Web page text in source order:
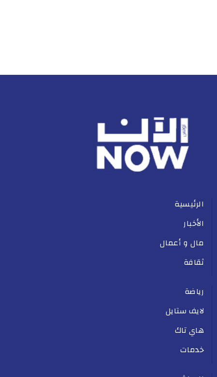
الرئيسية
الأخبار
مال و أعمال
ثقافة
رياضة
لايف ستايل
هاي تاك
خدمات